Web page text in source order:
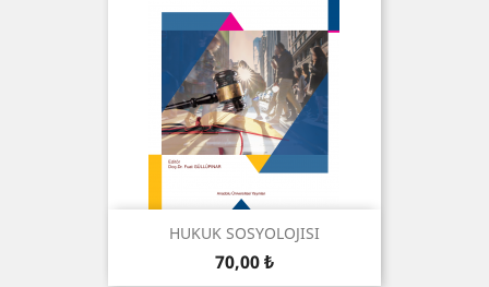
HUKUK SOSYOLOJISI
Preis
70,00 ₺